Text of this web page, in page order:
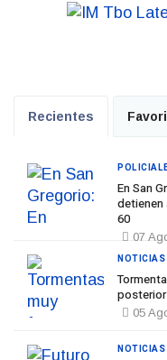
Recientes
En San
detienen
60
07
05
NOTICIAS
NOTICIAS